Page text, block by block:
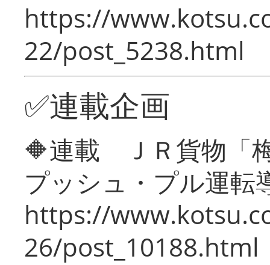
https://
22/post_5238.html
✅連載企画
🔶連載 ＪＲ貨物「
プッシュ・プル運転
https://
26/post_10188.html